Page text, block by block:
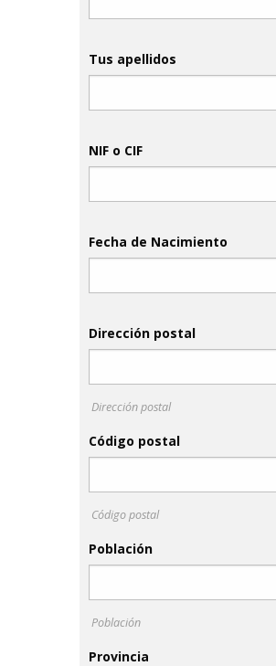
Tus apellidos
NIF o CIF
Fecha de Nacimiento
Dirección postal
Dirección postal
Código postal
Código postal
Población
Población
Provincia